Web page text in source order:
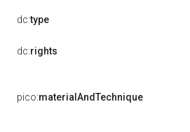
dc:type
dc:rights
pico:materialAndTechnique